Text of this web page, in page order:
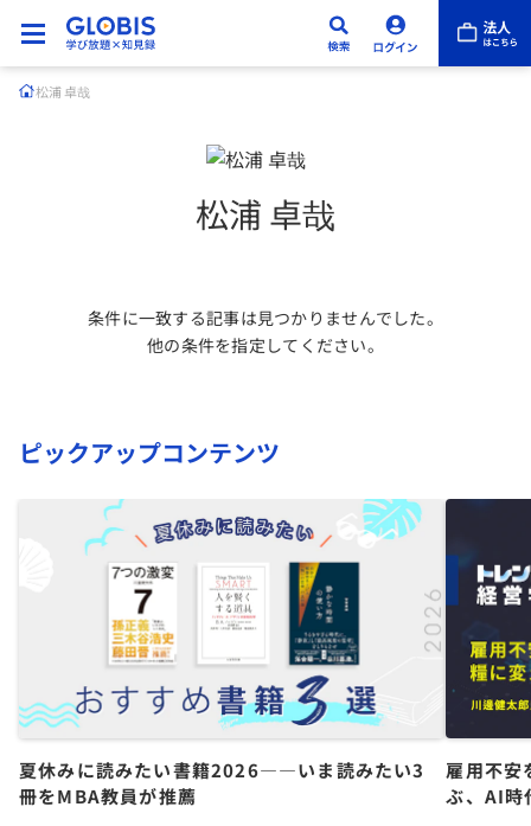
松浦 卓哉
松浦 卓哉
条件に一致する記事は見つかりませんでした。
他の条件を指定してください。
ピックアップコンテンツ
夏休みに読みたい書籍2026――いま読みたい3
冊をMBA教員が推薦
雇用不
ぶ、AI時